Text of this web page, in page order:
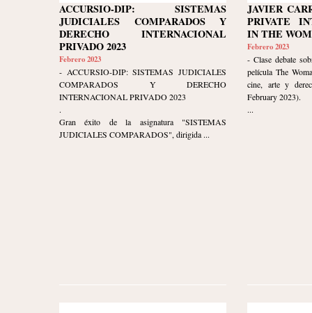
ACCURSIO-DIP: SISTEMAS
JUDICIALES COMPARADOS Y
DERECHO INTERNACIONAL
PRIVADO 2023
Febrero 2023
- ACCURSIO-DIP: SISTEMAS JUDICIALES
COMPARADOS Y DERECHO
INTERNACIONAL PRIVADO 2023
.
Gran éxito de la asignatura "SISTEMAS
JUDICIALES COMPARADOS", dirigida ...
JAVIER
PRIVATE
IN THE
Febrero 2023
- Clase debate
película The
cine, arte y
February 2023).
...